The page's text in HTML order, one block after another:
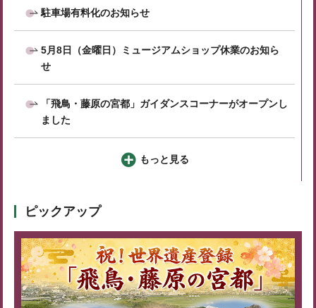
駐車場有料化のお知らせ
5月8日（金曜日）ミュージアムショップ休業のお知ら
せ
「飛鳥・藤原の宮都」ガイダンスコーナーがオープンし
ました
もっと見る
ピックアップ